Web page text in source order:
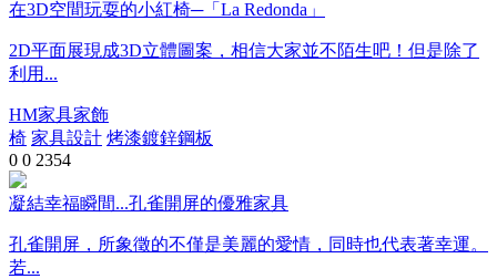
在3D空間玩耍的小紅椅─「La Redonda」
2D平面展現成3D立體圖案，相信大家並不陌生吧！但是除了
利用...
HM家具家飾
椅 家具設計 烤漆鍍鋅鋼板
0 0 2354
凝結幸福瞬間...孔雀開屏的優雅家具
孔雀開屏，所象徵的不僅是美麗的愛情，同時也代表著幸運。
若...